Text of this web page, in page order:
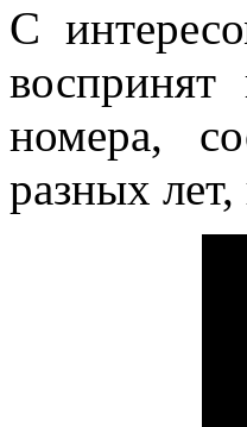
С
номера,
разных